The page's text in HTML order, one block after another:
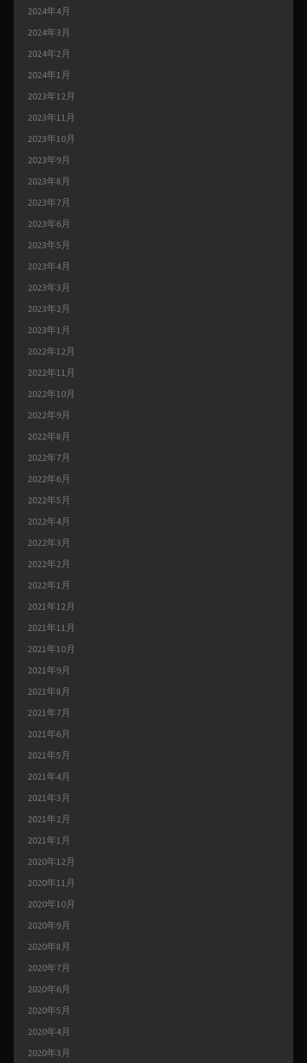
2024年4月
2024年3月
2024年2月
2024年1月
2023年12月
2023年11月
2023年10月
2023年9月
2023年8月
2023年7月
2023年6月
2023年5月
2023年4月
2023年3月
2023年2月
2023年1月
2022年12月
2022年11月
2022年10月
2022年9月
2022年8月
2022年7月
2022年6月
2022年5月
2022年4月
2022年3月
2022年2月
2022年1月
2021年12月
2021年11月
2021年10月
2021年9月
2021年8月
2021年7月
2021年6月
2021年5月
2021年4月
2021年3月
2021年2月
2021年1月
2020年12月
2020年11月
2020年10月
2020年9月
2020年8月
2020年7月
2020年6月
2020年5月
2020年4月
2020年3月